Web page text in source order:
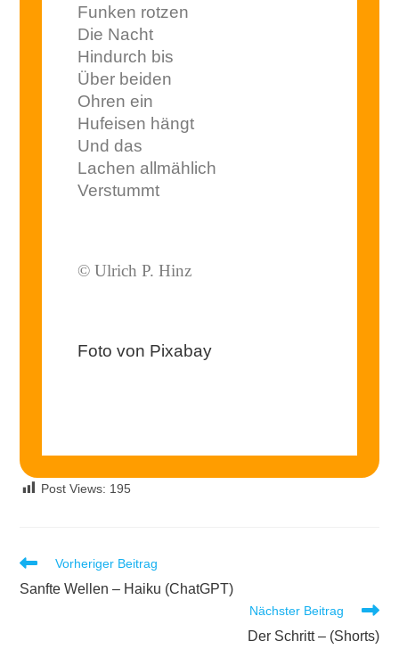
Funken rotzen
Die Nacht
Hindurch bis
Über beiden
Ohren ein
Hufeisen hängt
Und das
Lachen allmählich
Verstummt
© Ulrich P. Hinz
Foto von Pixabay
Post Views: 195
Vorheriger Beitrag
Sanfte Wellen – Haiku (ChatGPT)
Nächster Beitrag
Der Schritt – (Shorts)